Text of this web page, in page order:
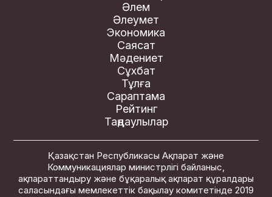
Әлем
Әлеумет
Экономика
Саясат
Мәдениет
Сұхбат
Тұлға
Сараптама
Рейтинг
Таңдаулылар
Қазақстан Республикасы Ақпарат және
Коммуникациялар министрлігі байланыс,
ақпараттандыру және бұқаралық ақпарат құралдары
саласындағы мемлекеттік бақылау комитетінде 2019